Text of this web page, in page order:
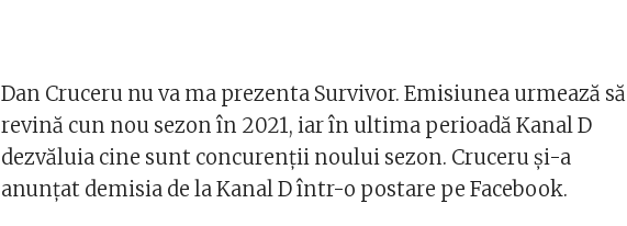
Dan Cruceru nu va ma prezenta Survivor. Emisiunea urmează să
revină cun nou sezon în 2021, iar în ultima perioadă Kanal D
dezvăluia cine sunt concurenții noului sezon. Cruceru și-a
anunțat demisia de la Kanal D într-o postare pe Facebook.